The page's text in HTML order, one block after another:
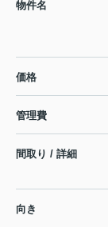
物件名
価格
管理費
間取り / 詳細
向き